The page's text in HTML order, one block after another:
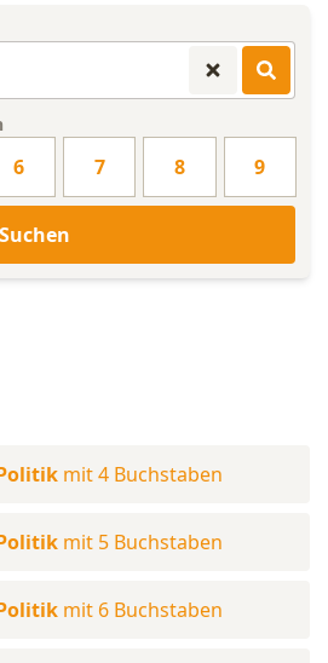
6 7 8 9
mit 4 Buchstaben
mit 5 Buchstaben
mit 6 Buchstaben